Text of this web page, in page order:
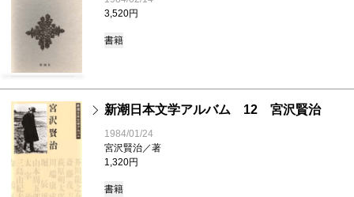
3,520円
書籍
新潮日本文学アルバム 12 宮沢賢治
1984/01/24
宮沢賢治／著
1,320円
書籍